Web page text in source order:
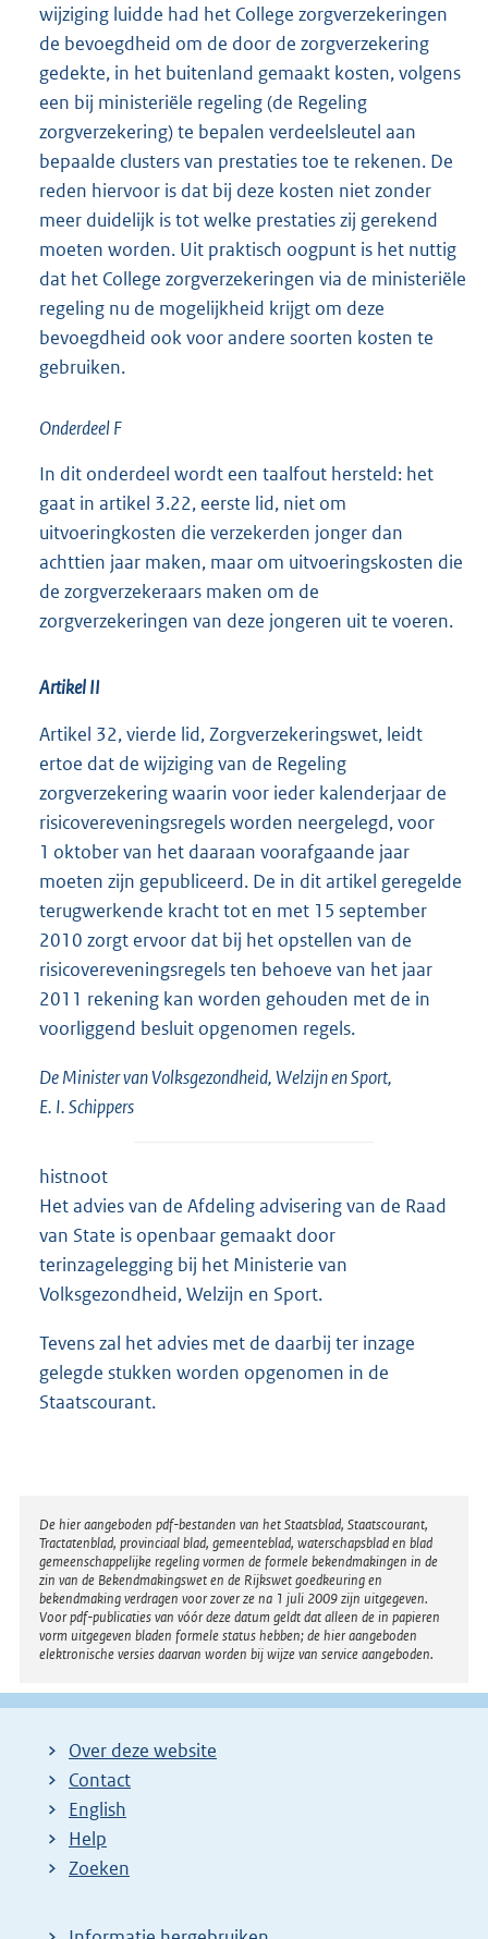
wijziging luidde had het College zorgverzekeringen
de bevoegdheid om de door de zorgverzekering
gedekte, in het buitenland gemaakt kosten, volgens
een bij ministeriële regeling (de Regeling
zorgverzekering) te bepalen verdeelsleutel aan
bepaalde clusters van prestaties toe te rekenen. De
reden hiervoor is dat bij deze kosten niet zonder
meer duidelijk is tot welke prestaties zij gerekend
moeten worden. Uit praktisch oogpunt is het nuttig
dat het College zorgverzekeringen via de ministeriële
regeling nu de mogelijkheid krijgt om deze
bevoegdheid ook voor andere soorten kosten te
gebruiken.
Onderdeel F
In dit onderdeel wordt een taalfout hersteld: het
gaat in artikel 3.22, eerste lid, niet om
uitvoeringkosten die verzekerden jonger dan
achttien jaar maken, maar om uitvoeringskosten die
de zorgverzekeraars maken om de
zorgverzekeringen van deze jongeren uit te voeren.
Artikel II
Artikel 32, vierde lid, Zorgverzekeringswet, leidt
ertoe dat de wijziging van de Regeling
zorgverzekering waarin voor ieder kalenderjaar de
risicovereveningsregels worden neergelegd, voor
1 oktober van het daaraan voorafgaande jaar
moeten zijn gepubliceerd. De in dit artikel geregelde
terugwerkende kracht tot en met 15 september
2010 zorgt ervoor dat bij het opstellen van de
risicovereveningsregels ten behoeve van het jaar
2011 rekening kan worden gehouden met de in
voorliggend besluit opgenomen regels.
De Minister van Volksgezondheid, Welzijn en Sport,
E. I. Schippers
histnoot
Het advies van de Afdeling advisering van de Raad
van State is openbaar gemaakt door
terinzagelegging bij het Ministerie van
Volksgezondheid, Welzijn en Sport.
Tevens zal het advies met de daarbij ter inzage
gelegde stukken worden opgenomen in de
Staatscourant.
Disclaimer
De hier aangeboden pdf-bestanden van het Staatsblad, Staatscourant,
Tractatenblad, provinciaal blad, gemeenteblad, waterschapsblad en blad
gemeenschappelijke regeling vormen de formele bekendmakingen in de
zin van de Bekendmakingswet en de Rijkswet goedkeuring en
bekendmaking verdragen voor zover ze na 1 juli 2009 zijn uitgegeven.
Voor pdf-publicaties van vóór deze datum geldt dat alleen de in papieren
vorm uitgegeven bladen formele status hebben; de hier aangeboden
elektronische versies daarvan worden bij wijze van service aangeboden.
Over deze website
Contact
English
Help
Zoeken